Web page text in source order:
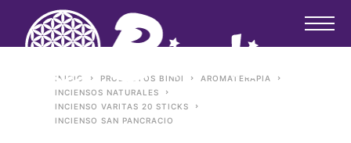
INICIO PRODUCTOS BINDI
AROMATERAPIA
INCIENSOS NATURALES
INCIENSO VARITAS 20 STICKS
INCIENSO SAN PANCRACIO